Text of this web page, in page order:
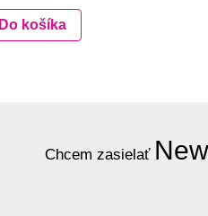
Do košíka
Chcem zasielať